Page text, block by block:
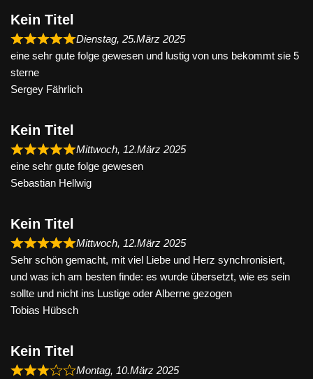
Kein Titel
Dienstag, 25.März 2025
eine sehr gute folge gewesen und lustig von uns bekommt sie 5
sterne
Sergey Fährlich
Kein Titel
Mittwoch, 12.März 2025
eine sehr gute folge gewesen
Sebastian Hellwig
Kein Titel
Mittwoch, 12.März 2025
Sehr schön gemacht, mit viel Liebe und Herz synchronisiert,
und was ich am besten finde: es wurde übersetzt, wie es sein
sollte und nicht ins Lustige oder Alberne gezogen
Tobias Hübsch
Kein Titel
Montag, 10.März 2025